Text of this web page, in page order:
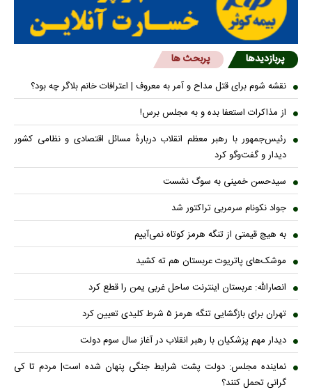
پربازدیدها پربحث ها
نقشه شوم برای قتل مداح و آمر به معروف | اعترافات خانم بلاگر چه بود؟
از مذاکرات استعفا بده و به مجلس برس!
رئیس‌جمهور با رهبر معظم انقلاب دربارهٔ مسائل اقتصادی و نظامی کشور
دیدار و گفت‌و‌گو کرد
سیدحسن خمینی به سوگ نشست
جواد نکونام سرمربی تراکتور شد
به هیچ قیمتی از تنگه هرمز کوتاه نمی‌آییم
موشک‌های پاتریوت عربستان هم ته‌ کشید
انصارالله: عربستان اینترنت ساحل غربی یمن را قطع کرد
تهران برای بازگشایی تنگه هرمز ۵ شرط کلیدی تعیین کرد
دیدار مهم پزشکیان با رهبر انقلاب در آغاز سال سوم دولت
نماینده مجلس: دولت پشت شرایط جنگی پنهان شده است| مردم تا کی
گرانی تحمل کنند؟